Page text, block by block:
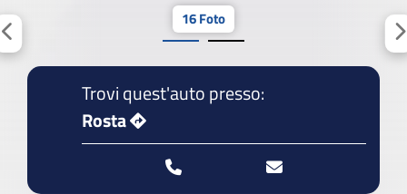
16 Foto
Trovi quest'auto presso:
Rosta